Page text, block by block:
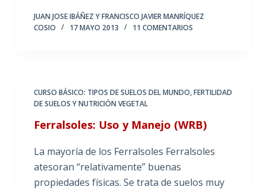
JUAN JOSE IBÁÑEZ Y FRANCISCO JAVIER MANRÍQUEZ
COSIO
17 MAYO 2013 11 COMENTARIOS
CURSO BÁSICO: TIPOS DE SUELOS DEL MUNDO,FERTILIDAD
DE SUELOS Y NUTRICIÓN VEGETAL
Ferralsoles: Uso y Manejo (WRB)
La mayoría de los Ferralsoles Ferralsoles
atesoran “relativamente” buenas
propiedades físicas. Se trata de suelos muy